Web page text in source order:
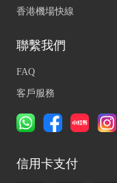
香港機場快線
聯繫我們
FAQ
客戶服務
信用卡支付